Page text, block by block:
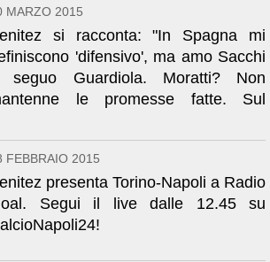
MARZO 2015
si racconta: "In Spagna mi
'difensivo', ma amo Sacchi
seguo Guardiola. Moratti? Non
le promesse fatte. Sul
FEBBRAIO 2015
presenta Torino-Napoli a Radio
Segui il live dalle 12.45 su